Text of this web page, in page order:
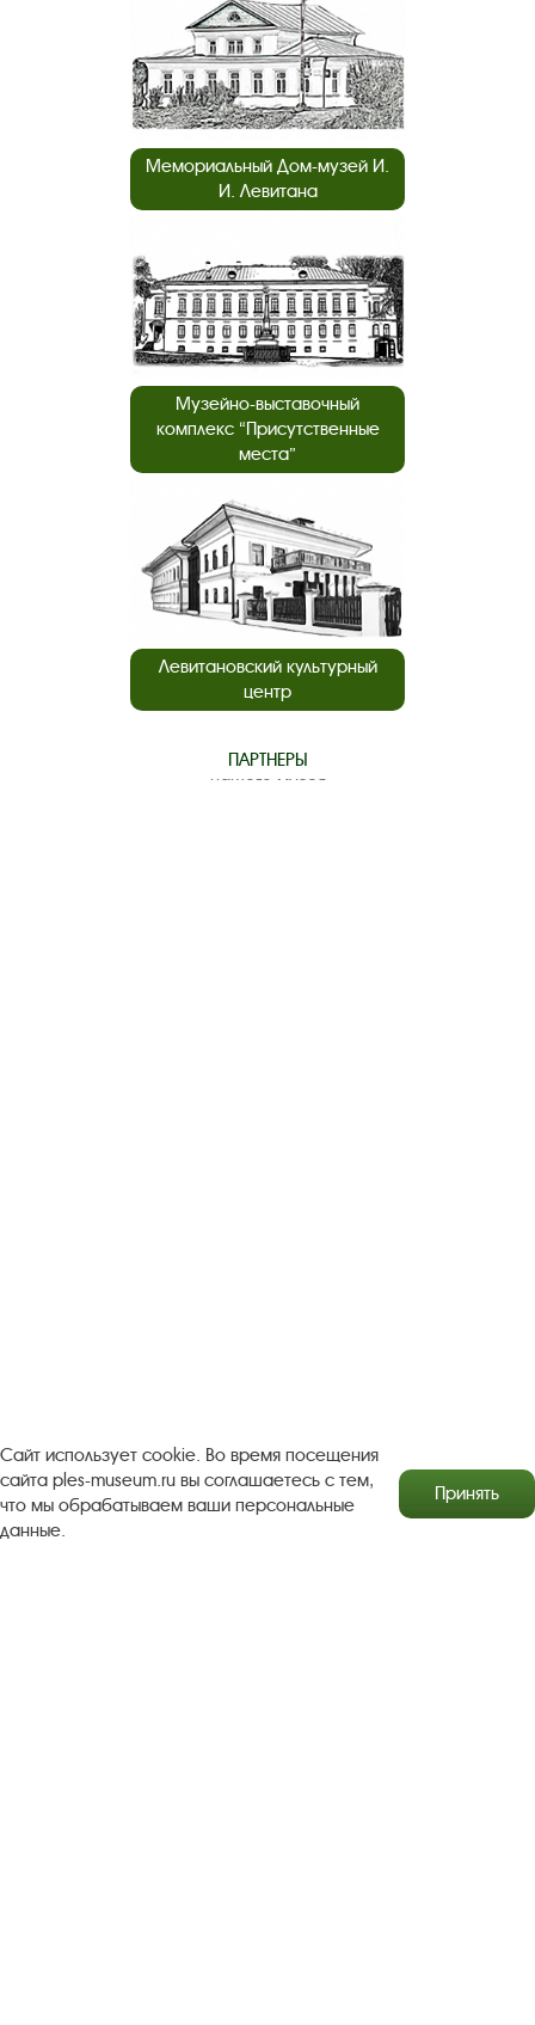
Мемориальный Дом-музей И.
И. Левитана
Музейно-выставочный
комплекс “Присутственные
места”
Левитановский культурный
центр
ПАРТНЕРЫ
нашего музея
Антикоррупционная деятельность
Сайт использует cookie. Во время посещения
сайта ples-museum.ru вы соглашаетесь с тем,
что мы обрабатываем ваши персональные
данные.
Принять